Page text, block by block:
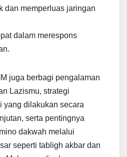
dan memperluas jaringan
dalam merespons
juga berbagi pengalaman
Lazismu, strategi
yang dilakukan secara
serta pentingnya
dakwah melalui
seperti tabligh akbar dan